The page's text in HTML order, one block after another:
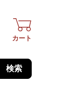
検索
カート